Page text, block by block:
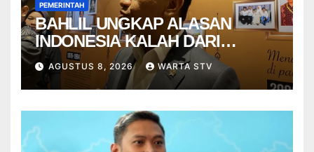
PEMERINTAH
BAHLIL UNGKAP ALASAN
INDONESIA KALAH DARI
VIETNAM
AGUSTUS 8, 2026 WARTA STV